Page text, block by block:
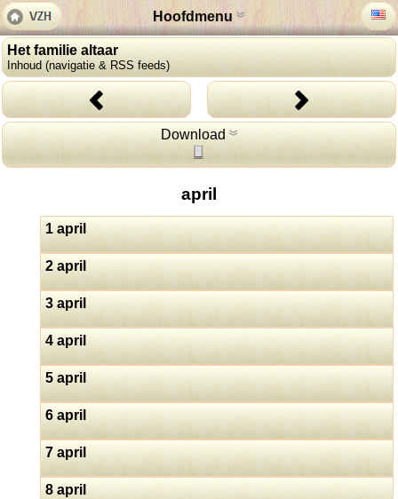
Hoofdmenu
Het familie altaar
Inhoud (navigatie & RSS feeds)
Download
april
1 april
2 april
3 april
4 april
5 april
6 april
7 april
8 april